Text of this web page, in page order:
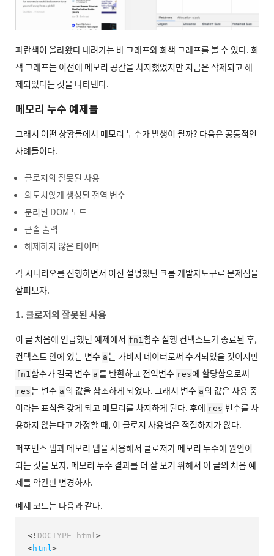
파란색이 올라왔다 내려가는 바 그래프와 회색 그래프를 볼 수 있다. 회
색 그래프는 이전에 메모리 공간을 차지했었지만 지금은 삭제되고 해
제되었다는 것을 나타낸다.
메모리 누수 예제들
그래서 어떤 상황들에서 메모리 누수가 발생이 될까? 다음은 공통적인
사례들이다.
클로저의 잘못된 사용
의도치않게 생성된 전역 변수
분리된 DOM 노드
콘솔 출력
해제하지 않은 타이머
각 시나리오를 진행하면서 이전 설명했던 크롬 개발자도구로 문제점을
살펴보자.
1. 클로저의 잘못된 사용
이 글 처음에 언급했던 예제에서 fn1함수 실행 컨텍스트가 종료된 후,
컨텍스트 안에 있는 변수 a는 가비지 데이터로써 수거되었을 것이지만
fn1함수가 결국 변수 a 를 반환하고 전역변수 res에 할당함으로써
res는 변수 a 의 값을 참조하게 되었다. 그래서 변수 a의 값은 사용 중
이라는 표식을 갖게 되고 메모리를 차지하게 된다. 후에 res 변수를 사
용하지 않는다고 가정할 때, 이 클로저 사용법은 적절하지가 않다.
퍼포먼스 탭과 메모리 탭을 사용해서 클로저가 메모리 누수에 원인이
되는 것을 보자. 메모리 누수 결과를 더 잘 보기 위해서 이 글의 처음 예
제를 약간만 변경하자.
예제 코드는 다음과 같다.
<! DOCTYPE html>
<html>